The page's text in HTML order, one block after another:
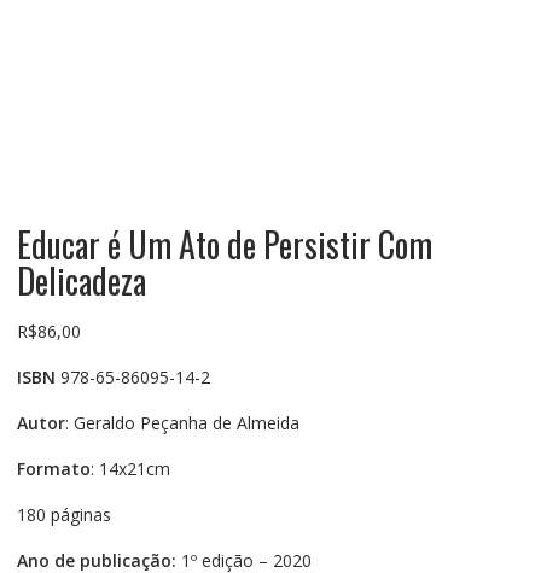
Educar é Um Ato de Persistir Com
Delicadeza
R$86,00
ISBN 978-65-86095-14-2
Autor: Geraldo Peçanha de Almeida
Formato: 14x21cm
180 páginas
Ano de publicação: 1º edição – 2020